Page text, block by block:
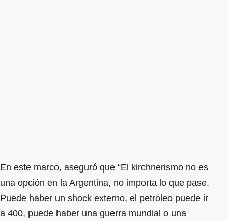
En este marco, aseguró que “El kirchnerismo no es
una opción en la Argentina, no importa lo que pase.
Puede haber un shock externo, el petróleo puede ir
a 400, puede haber una guerra mundial o una